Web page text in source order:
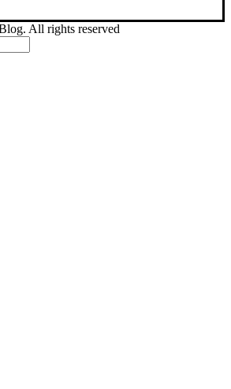
All rights reserved